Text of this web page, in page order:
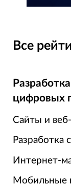
Все
цифровых
Сайты и
Разработка
Интернет-
Мобильные